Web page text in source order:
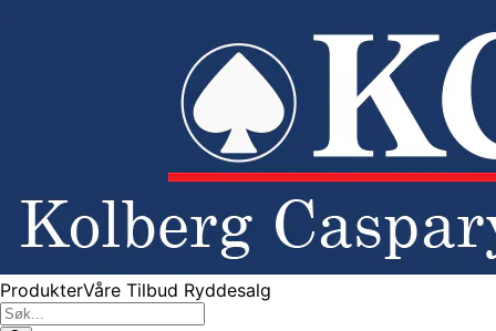
ProdukterVåre Tilbud Ryddesalg